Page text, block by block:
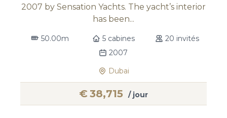
2007 by Sensation Yachts. The yacht’s interior
has been...
50.00m 5 cabines
20 invités
2007
Dubai
€38,715 / jour